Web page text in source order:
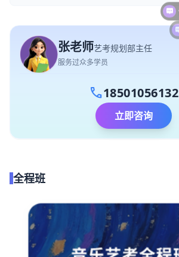
张老师艺考规划部主任
服务过众多学员
call18501056132
立即咨询
全程班